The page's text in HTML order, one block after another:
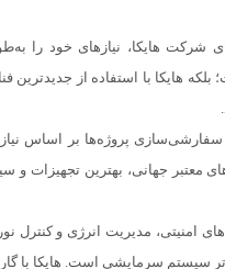
شرکت هایکا، نیازهای خود را
هایکا با استفاده از
پروژه‌ها بر اساس
معتبر جهانی، بهترین
امنیتی، مدیریت انرژی و
سیستم سرمایشی است. هایکا با